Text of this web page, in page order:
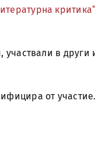
участвали в
от участие.